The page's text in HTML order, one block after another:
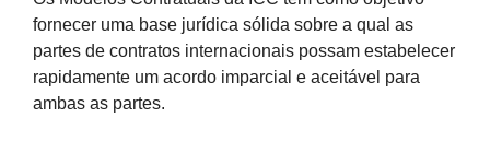
fornecer uma base jurídica sólida sobre a qual as
partes de contratos internacionais possam estabelecer
rapidamente um acordo imparcial e aceitável para
ambas as partes.